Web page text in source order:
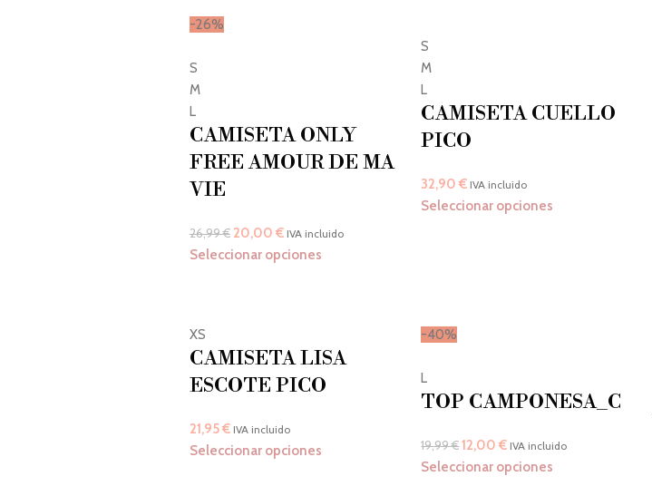
-26%
S
M
L
CAMISETA ONLY
FREE AMOUR DE MA
VIE
26,99€ 20,00 € IVA incluido
Seleccionar opciones
S
M
L
CAMISETA CUELLO
PICO
32,90€ IVA incluido
Seleccionar opciones
XS
CAMISETA LISA
ESCOTE PICO
21,95€ IVA incluido
Seleccionar opciones
-40%
L
TOP CAMPONESA_C
19,99€12,00€ IVA incluido
Seleccionar opciones